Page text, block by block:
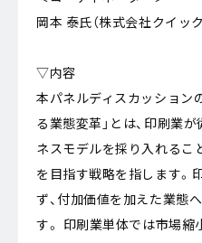
岡本 泰氏（株式会社クイッ
▽内容
本パネルディスカッション
る業態変革」とは、印刷業
ネスモデルを採り入れるこ
を目指す戦略を指します。
ず、付加価値を加えた業態
す。 印刷業単体では市場縮